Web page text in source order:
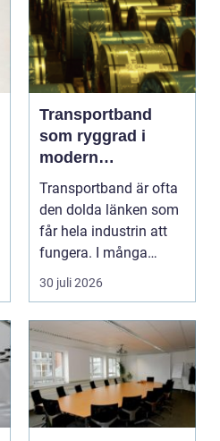
Transportband
som ryggrad i
modern
produktion
Transportband är ofta
den dolda länken som
får hela industrin att
fungera. I många
fabriker, termina...
30 juli 2026